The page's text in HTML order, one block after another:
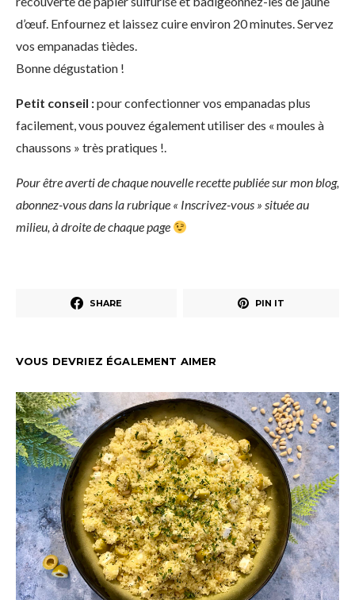
d’œuf. Enfournez et laissez cuire environ 20 minutes. Servez
vos empanadas tièdes.
Bonne dégustation !
Petit conseil :pour confectionner vos empanadas plus
facilement, vous pouvez également utiliser des « moules à
chaussons » très pratiques !.
Pour être averti de chaque nouvelle recette publiée sur mon blog,
abonnez-vous dans la rubrique « Inscrivez-vous » située au
milieu, à droite de chaque page
SHARE PIN IT
VOUS DEVRIEZ ÉGALEMENT AIMER